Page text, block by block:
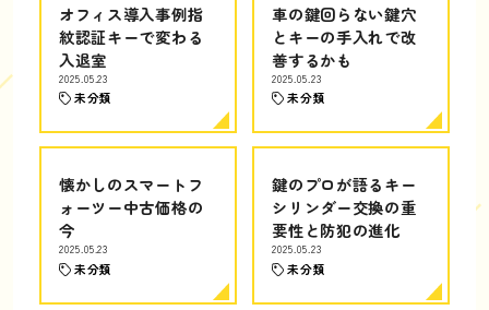
オフィス導入事例指
紋認証キーで変わる
入退室
2025.05.23
未分類
車の鍵回らない鍵穴
とキーの手入れで改
善するかも
2025.05.23
未分類
懐かしのスマートフ
ォーツー中古価格の
今
2025.05.23
未分類
鍵のプロが語るキー
シリンダー交換の重
要性と防犯の進化
2025.05.23
未分類